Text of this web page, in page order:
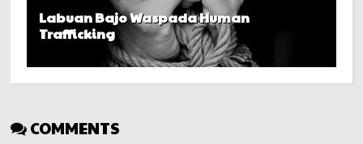
Labuan Bajo Waspada Human
Trafficking
COMMENTS